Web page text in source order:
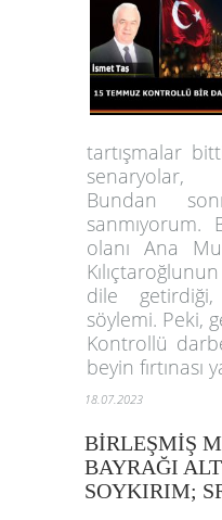
tartışmalar
senaryolar,
Bundan
olanı Ana
dile
söylemi. Peki,
Kontrollü
beyin fırtınası
18.07.2023
BİRLEŞMİŞ
BAYRAĞI
SOYKIRIM;